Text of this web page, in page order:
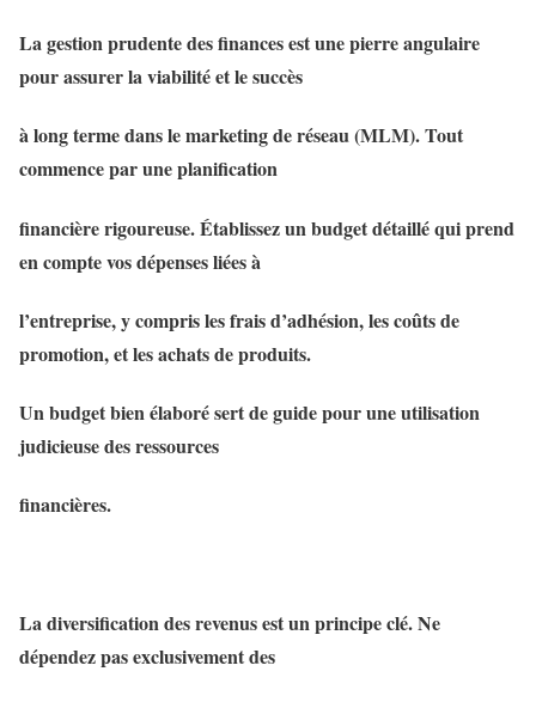
La gestion prudente des finances est une pierre angulaire
pour assurer la viabilité et le succès
à long terme dans le marketing de réseau (MLM). Tout
commence par une planification
financière rigoureuse. Établissez un budget détaillé qui prend
en compte vos dépenses liées à
l’entreprise, y compris les frais d’adhésion, les coûts de
promotion, et les achats de produits.
Un budget bien élaboré sert de guide pour une utilisation
judicieuse des ressources
financières.
La diversification des revenus est un principe clé. Ne
dépendez pas exclusivement des